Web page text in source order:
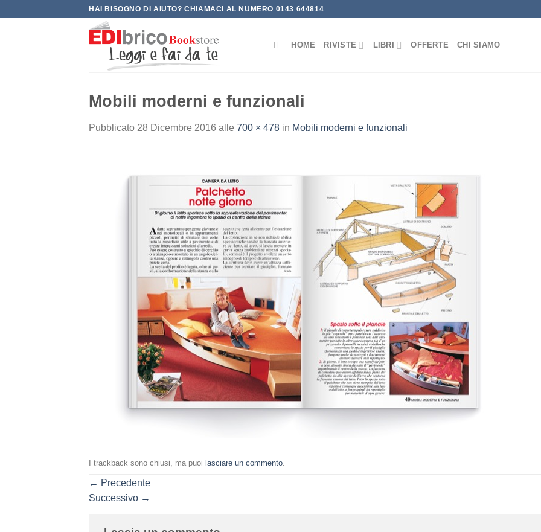
HAI BISOGNO DI AIUTO? CHIAMACI AL NUMERO 0143 644814
HOME RIVISTE LIBRI OFFERTE CHI SIAMO
Mobili moderni e funzionali
Pubblicato 28 Dicembre 2016 alle 700 × 478 in Mobili moderni e funzionali
I trackback sono chiusi, ma puoi lasciare un commento
← Precedente
Successivo →